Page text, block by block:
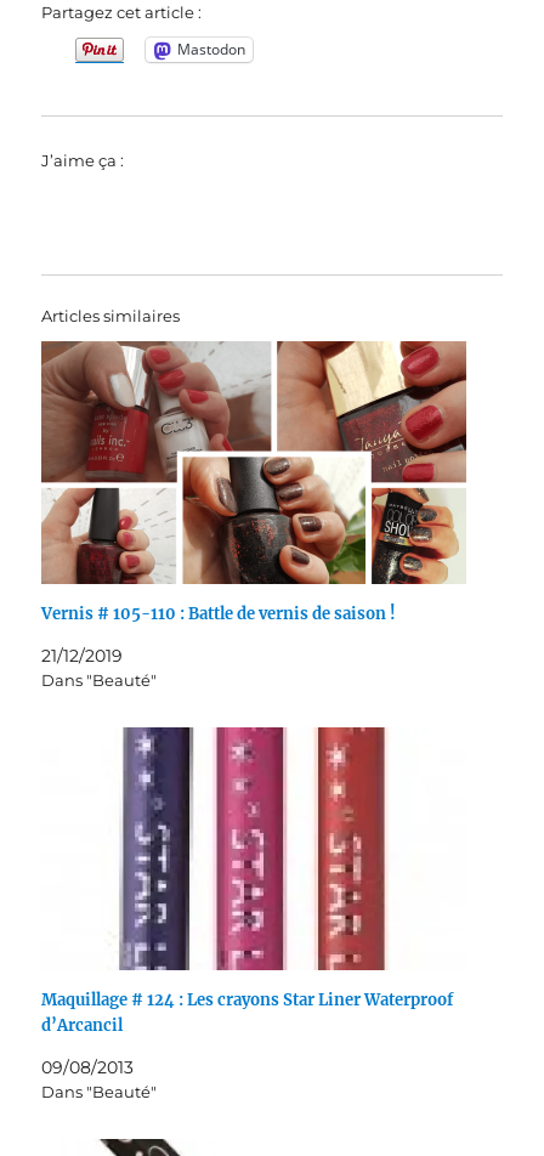
Partagez cet article :
Mastodon
J’aime ça :
Articles similaires
Vernis # 105-110 : Battle de vernis de saison !
21/12/2019
Dans "Beauté"
Maquillage # 124 : Les crayons Star Liner Waterproof
d’Arcancil
09/08/2013
Dans "Beauté"